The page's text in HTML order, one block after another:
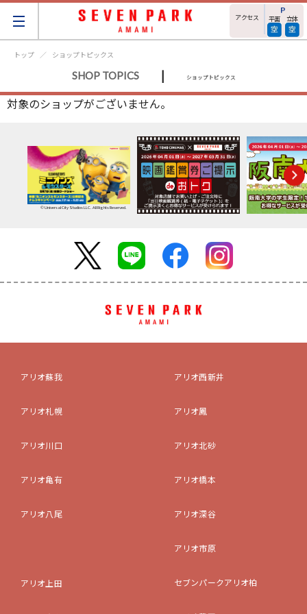
アクセス 平面 立体
トップ ショップトピックス
SHOP TOPICS | ショップトピックス
対象のショップがございません。
© Universal City Studios LLC. All Rights Reserved.
アリオ蘇我
アリオ札幌
アリオ川口
アリオ亀有
アリオ八尾
アリオ上田
アリオ西新井
アリオ鳳
アリオ北砂
アリオ橋本
アリオ深谷
アリオ市原
セブンパークアリオ柏